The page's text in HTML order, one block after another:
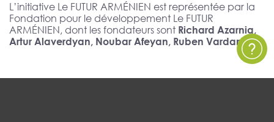
L’initiative Le FUTUR ARMÉNIEN est représentée par la
Fondation pour le développement Le FUTUR
ARMÉNIEN, dont les fondateurs sont Richard Azarnia,
Artur Alaverdyan, Noubar Afeyan, Ruben Vardanyan